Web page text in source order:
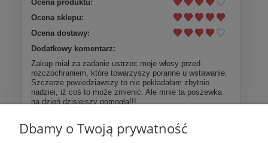
Ocena produktu:
Ocena sklepu:
Ocena dostawy:
Dodatkowy komentarz:
Zakup miał za zadanie ustrzec moje włosy przed
rozczochraniem, które towarzyszy poranne u wstawanie.
Szczerze powiedziawszy to nie pokładałam zbytnio
nadziei, iż coś to może zmienić. Ale mnie ta poszewka
na dzień dzisiejszy pomogła!!!
Więcej opinii
Dbamy o Twoją prywatność